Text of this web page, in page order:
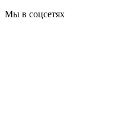
Мы в соцсетях